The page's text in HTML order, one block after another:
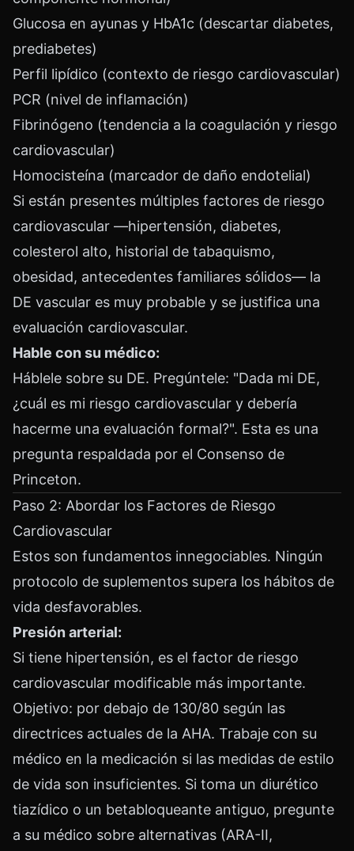
Glucosa en ayunas y HbA1c (descartar diabetes,
prediabetes)
Perfil lipídico (contexto de riesgo cardiovascular)
PCR (nivel de inflamación)
Fibrinógeno (tendencia a la coagulación y riesgo
cardiovascular)
Homocisteína (marcador de daño endotelial)
Si están presentes múltiples factores de riesgo
cardiovascular —hipertensión, diabetes,
colesterol alto, historial de tabaquismo,
obesidad, antecedentes familiares sólidos— la
DE vascular es muy probable y se justifica una
evaluación cardiovascular.
Hable con su médico:
Háblele sobre su DE. Pregúntele: "Dada mi DE,
¿cuál es mi riesgo cardiovascular y debería
hacerme una evaluación formal?". Esta es una
pregunta respaldada por el Consenso de
Princeton.
Paso 2: Abordar los Factores de Riesgo
Cardiovascular
Estos son fundamentos innegociables. Ningún
protocolo de suplementos supera los hábitos de
vida desfavorables.
Presión arterial:
Si tiene hipertensión, es el factor de riesgo
cardiovascular modificable más importante.
Objetivo: por debajo de 130/80 según las
directrices actuales de la AHA. Trabaje con su
médico en la medicación si las medidas de estilo
de vida son insuficientes. Si toma un diurético
tiazídico o un betabloqueante antiguo, pregunte
a su médico sobre alternativas (ARA-II,